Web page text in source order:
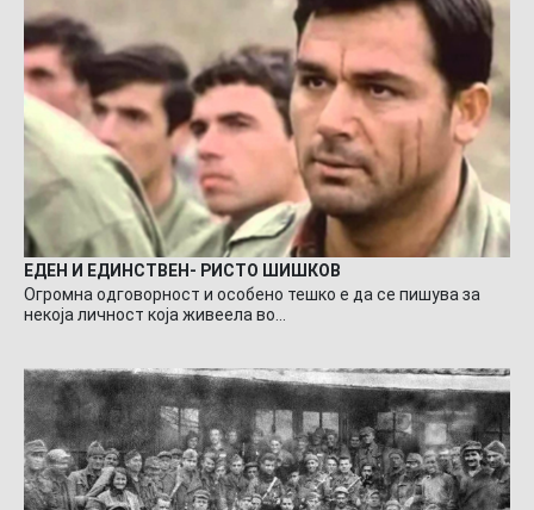
ЕДЕН И ЕДИНСТВЕН- РИСТО ШИШКОВ
Огромна одговорност и особено тешко е да се пишува за
некоја личност која живеела во…